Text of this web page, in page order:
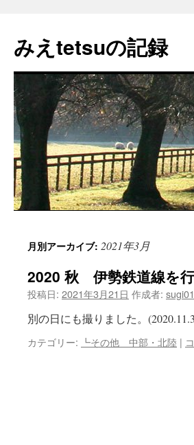
テ
ン
ス
キ
ッ
プ
みえtetsuの記録
月別アーカイブ: 2021年3月
2020 秋 伊勢鉄道線を
投稿日: 2021年3月21日 作成者:
別の日にも撮りました。
カテゴリー: ┗その他 中部・北陸 |